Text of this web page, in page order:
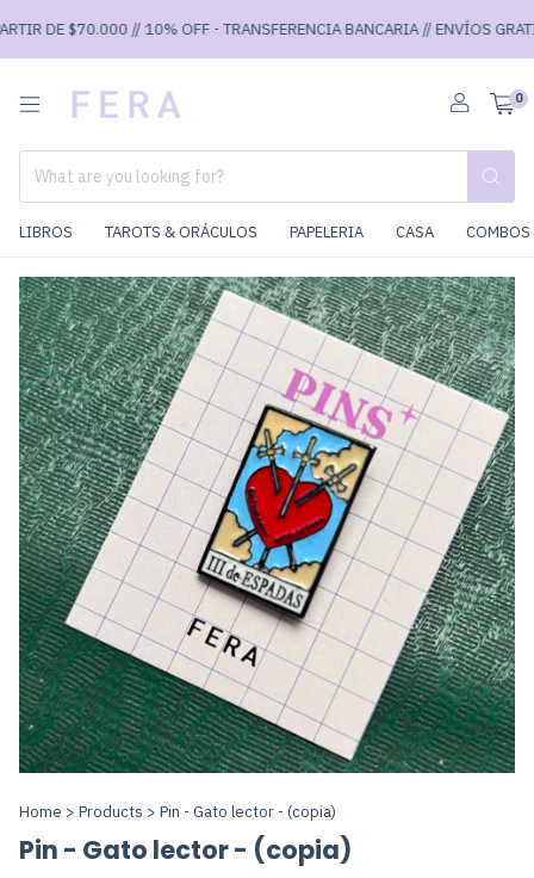
DE $70.000 // 10% OFF - TRANSFERENCIA BANCARIA // ENVÍOS
0
LIBROS TAROTS & ORÁCULOS PAPELERIA CASA
Home > Products > Pin - Gato lector - (copia)
Pin - Gato lector - (copia)